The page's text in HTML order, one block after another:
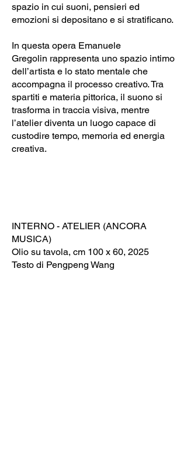
spazio in cui suoni, pensieri ed
emozioni si depositano e si stratificano.
In questa opera Emanuele
Gregolin rappresenta uno spazio intimo
dell’artista e lo stato mentale che
accompagna il processo creativo. Tra
spartiti e materia pittorica, il suono si
trasforma in traccia visiva, mentre
l’atelier diventa un luogo capace di
custodire tempo, memoria ed energia
creativa.
INTERNO - ATELIER (ANCORA
MUSICA)
Olio su tavola, cm 100 x 60, 2025
Testo di Pengpeng Wang